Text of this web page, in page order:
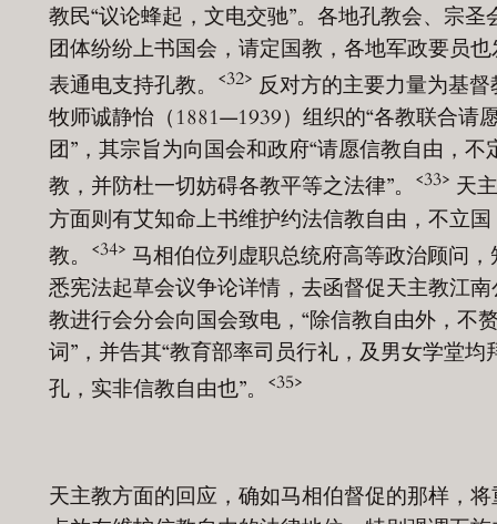
教民“议论蜂起，文电交驰”。各地孔教会、宗圣
团体纷纷上书国会，请定国教，各地军政要员也
表通电支持孔教。
<32> 反对方的主要力量为基督
牧师诚静怡（1881—1939）组织的“各教联合请
团”，其宗旨为向国会和政府“请愿信教自由，不
教，并防杜一切妨碍各教平等之法律”。
<33> 天
方面则有艾知命上书维护约法信教自由，不立国
教。
<34> 马相伯位列虚职总统府高等政治顾问，
悉宪法起草会议争论详情，去函督促天主教江南
教进行会分会向国会致电，“除信教自由外，不
词”，并告其“教育部率司员行礼，及男女学堂均
孔，实非信教自由也”。
<35>
天主教方面的回应，确如马相伯督促的那样，将